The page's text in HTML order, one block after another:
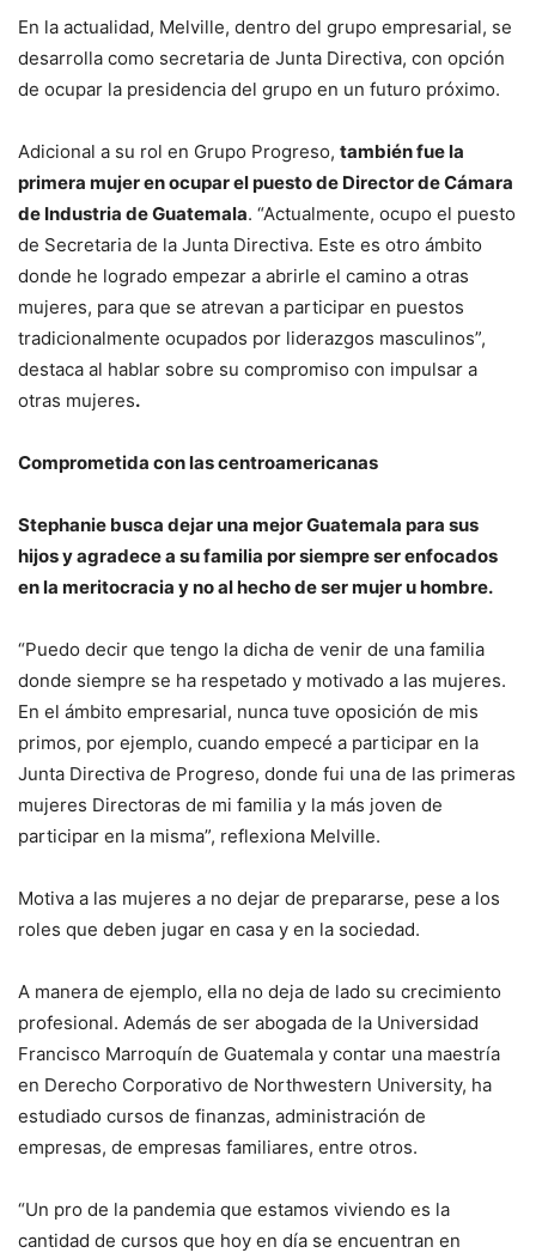
En la actualidad, Melville, dentro del grupo empresarial, se
desarrolla como secretaria de Junta Directiva, con opción
de ocupar la presidencia del grupo en un futuro próximo.
Adicional a su rol en Grupo Progreso, también fue la
primera mujer en ocupar el puesto de Director de Cámara
de Industria de Guatemala. “Actualmente, ocupo el puesto
de Secretaria de la Junta Directiva. Este es otro ámbito
donde he logrado empezar a abrirle el camino a otras
mujeres, para que se atrevan a participar en puestos
tradicionalmente ocupados por liderazgos masculinos”,
destaca al hablar sobre su compromiso con impulsar a
otras mujeres.
Comprometida con las centroamericanas
Stephanie busca dejar una mejor Guatemala para sus
hijos y agradece a su familia por siempre ser enfocados
en la meritocracia y no al hecho de ser mujer u hombre.
“Puedo decir que tengo la dicha de venir de una familia
donde siempre se ha respetado y motivado a las mujeres.
En el ámbito empresarial, nunca tuve oposición de mis
primos, por ejemplo, cuando empecé a participar en la
Junta Directiva de Progreso, donde fui una de las primeras
mujeres Directoras de mi familia y la más joven de
participar en la misma”, reflexiona Melville.
Motiva a las mujeres a no dejar de prepararse, pese a los
roles que deben jugar en casa y en la sociedad.
A manera de ejemplo, ella no deja de lado su crecimiento
profesional. Además de ser abogada de la Universidad
Francisco Marroquín de Guatemala y contar una maestría
en Derecho Corporativo de Northwestern University, ha
estudiado cursos de finanzas, administración de
empresas, de empresas familiares, entre otros.
“Un pro de la pandemia que estamos viviendo es la
cantidad de cursos que hoy en día se encuentran en